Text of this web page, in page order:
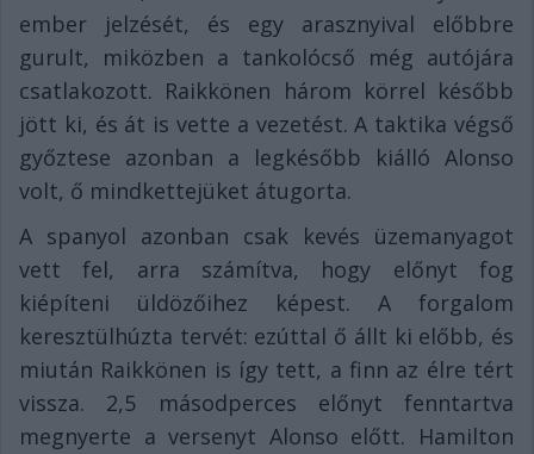
ember jelzését, és egy arasznyival előbbre
gurult, miközben a tankolócső még autójára
csatlakozott. Raikkönen három körrel később
jött ki, és át is vette a vezetést. A taktika végső
győztese azonban a legkésőbb kiálló Alonso
volt, ő mindkettejüket átugorta.
A spanyol azonban csak kevés üzemanyagot
vett fel, arra számítva, hogy előnyt fog
kiépíteni üldözőihez képest. A forgalom
keresztülhúzta tervét: ezúttal ő állt ki előbb, és
miután Raikkönen is így tett, a finn az élre tért
vissza. 2,5 másodperces előnyt fenntartva
megnyerte a versenyt Alonso előtt. Hamilton